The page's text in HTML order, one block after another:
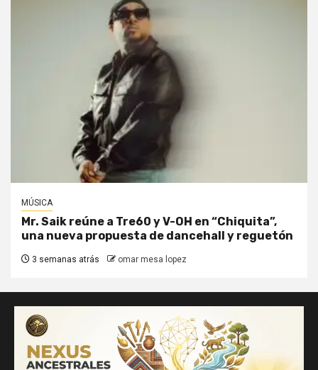
MÚSICA
Mr. Saik reúne a Tre60 y V-OH en “Chiquita”,
una nueva propuesta de dancehall y reguetón
3 semanas atrás omar mesa lopez